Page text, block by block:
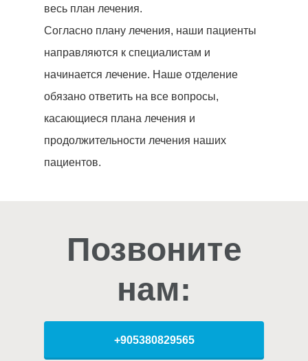
весь план лечения.
Согласно плану лечения, наши пациенты
направляются к специалистам и
начинается лечение. Наше отделение
обязано ответить на все вопросы,
касающиеся плана лечения и
продолжительности лечения наших
пациентов.
Позвоните
нам:
+905380829565